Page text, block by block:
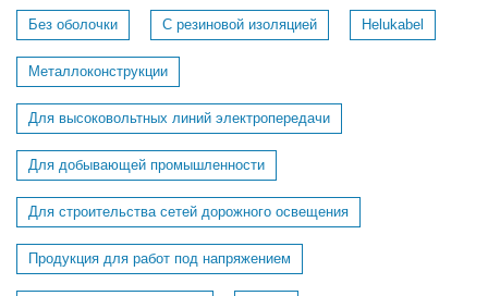
Без оболочки С резиновой изоляцией Helukabel
Металлоконструкции
Для высоковольтных линий электропередачи
Для добывающей промышленности
Для строительства сетей дорожного освещения
Продукция для работ под напряжением